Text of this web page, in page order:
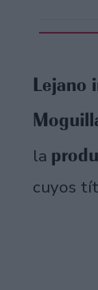
Lejano
la
cuyos